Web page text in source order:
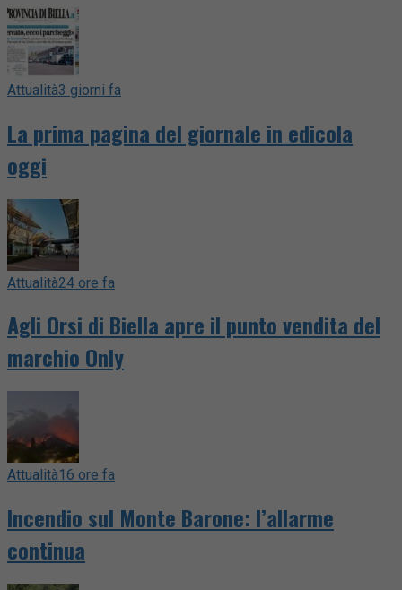
Attualità3 giorni fa
La prima pagina del giornale in edicola
oggi
Attualità24 ore fa
Agli Orsi di Biella apre il punto vendita del
marchio Only
Attualità16 ore fa
Incendio sul Monte Barone: l’allarme
continua